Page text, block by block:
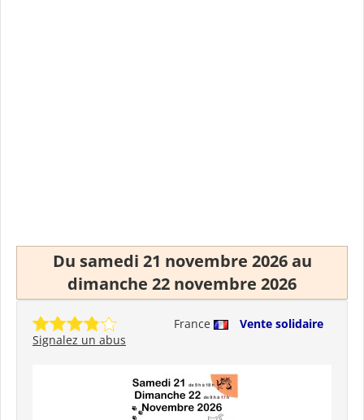
Du samedi 21 novembre 2026 au
dimanche 22 novembre 2026
France
Vente solidaire
Signalez un abus